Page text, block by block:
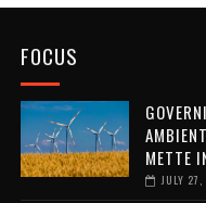
FOCUS
METTE
JULY